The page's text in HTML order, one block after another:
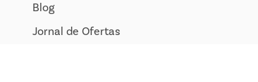
Blog
Jornal de Ofertas